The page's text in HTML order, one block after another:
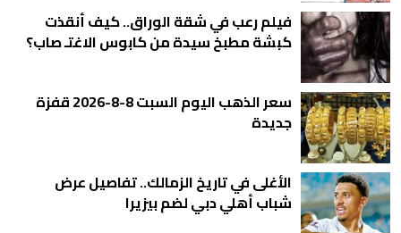
فيلم رعب في شقة الوراق.. كيف أنقذت
كبشة مطبخ سيدة من كابوس الاغتـ صاب؟
سعر الذهب اليوم السبت 8-8-2026 قفزة
جديدة
الأغلى في تاريخ الزمالك.. تفاصيل عرض
شباب أهلي دبي لضم بيزيرا